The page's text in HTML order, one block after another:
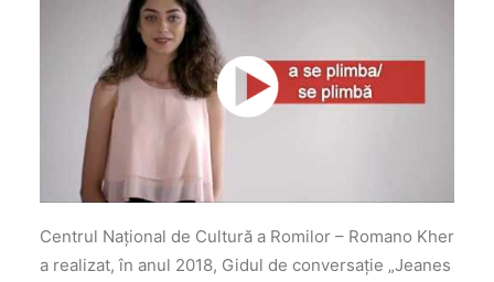
Centrul Național de Cultură a Romilor – Romano Kher
a realizat, în anul 2018, Gidul de conversație „Jeanes